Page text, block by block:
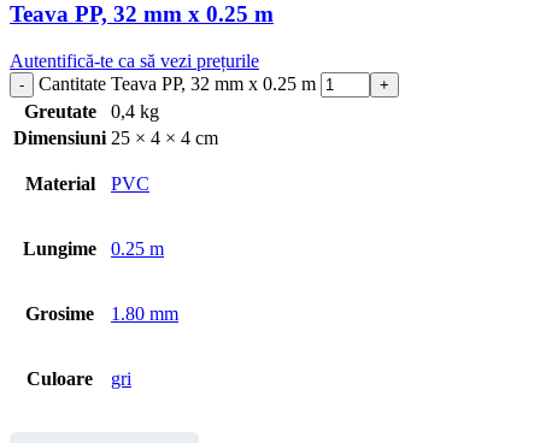
Teava PP, 32 mm x 0.25 m
Autentifică-te ca să vezi prețurile
Cantitate Teava PP, 32 mm x 0.25 m
Greutate
0,4 kg
Dimensiuni 25 × 4 × 4 cm
Material PVC
Lungime 0.25 m
Grosime 1.80 mm
Culoare gri